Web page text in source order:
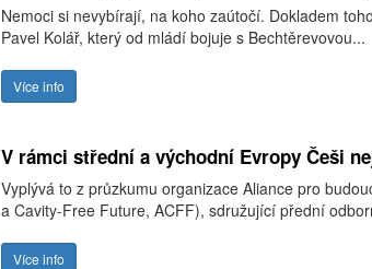
Nemoci si nevybírají, na koho zaútočí. Dokladem
Pavel Kolář, který od mládí bojuje s Bechtěrevovou...
Více info
V rámci střední a východní Evropy Češi
Vyplývá to z průzkumu organizace Aliance pro
a Cavity-Free Future, ACFF), sdružující přední
Více info